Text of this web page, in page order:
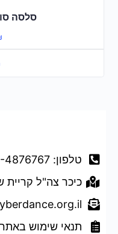
סלסה סולו
טלפון: 054-4876767
כיכר צה"ל קריית
תנאי שימוש באתר